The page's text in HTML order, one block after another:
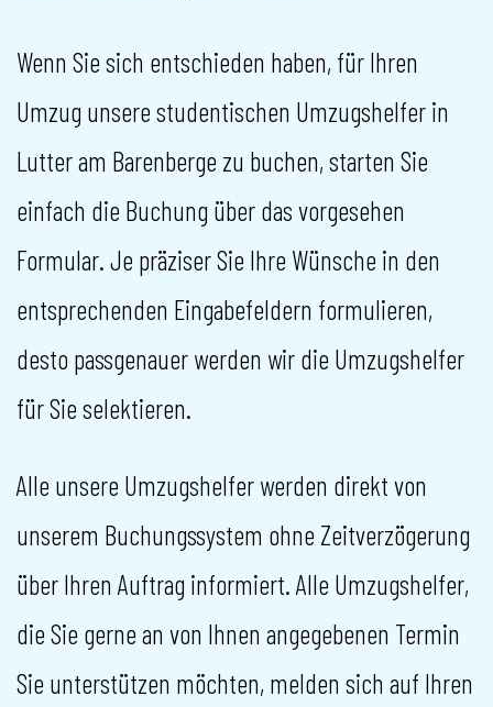
Wenn Sie sich entschieden haben, für Ihren
Umzug unsere studentischen Umzugshelfer in
Lutter am Barenberge zu buchen, starten Sie
einfach die Buchung über das vorgesehen
Formular. Je präziser Sie Ihre Wünsche in den
entsprechenden Eingabefeldern formulieren,
desto passgenauer werden wir die Umzugshelfer
für Sie selektieren.
Alle unsere Umzugshelfer werden direkt von
unserem Buchungssystem ohne Zeitverzögerung
über Ihren Auftrag informiert. Alle Umzugshelfer,
die Sie gerne an von Ihnen angegebenen Termin
Sie unterstützen möchten, melden sich auf Ihren